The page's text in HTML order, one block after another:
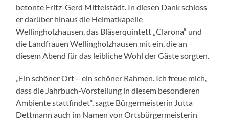
betonte Fritz-Gerd Mittelstädt. In diesen Dank schloss
er darüber hinaus die Heimatkapelle
Wellingholzhausen, das Bläserquintett „Clarona“ und
die Landfrauen Wellingholzhausen mit ein, die an
diesem Abend für das leibliche Wohl der Gäste sorgten.
„Ein schöner Ort – ein schöner Rahmen. Ich freue mich,
dass die Jahrbuch-Vorstellung in diesem besonderen
Ambiente stattfindet“, sagte Bürgermeisterin Jutta
Dettmann auch im Namen von Ortsbürgermeisterin